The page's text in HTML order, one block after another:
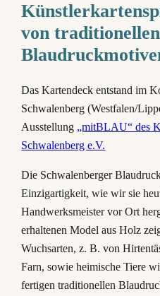
von traditionellen
Das Kartendeck entstand im
Schwalenberg (Westfalen/
Ausstellung „mitBLAU“ des
Schwalenberg e.V.
Die Schwalenberger
Einzigartigkeit, wie wir sie
Handwerksmeister vor Ort
erhaltenen Model aus Holz
Wuchsarten, z. B. von
Farn, sowie heimische Tiere
fertigen traditionellen